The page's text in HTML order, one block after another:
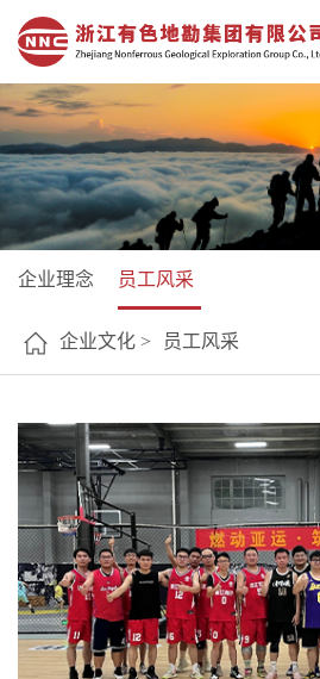
企业理念 员工风采
企业文化 > 员工风采